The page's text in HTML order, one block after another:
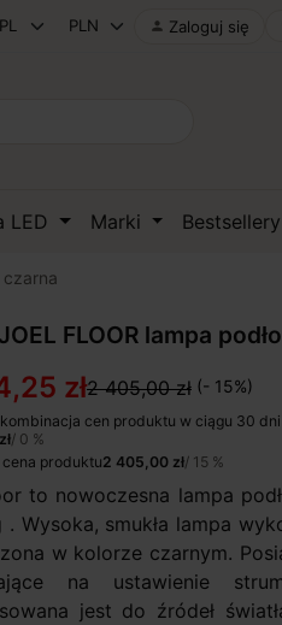
 Zaloguj się
LED Marki Bestsellery
czarna
FLOOR lampa
zł2 405,00 zł (- 15%)
cen produktu w ciągu 30
/ 0 %
cena produktu2 405,00 zł/ 15 %
to nowoczesna lampa
. Wysoka, smukła lampa
w kolorze czarnym.
na ustawienie
jest do źródeł